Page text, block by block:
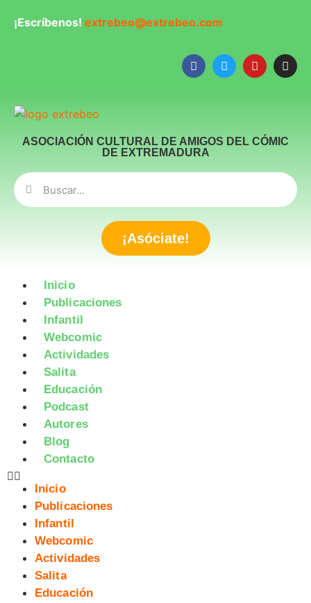
¡Escríbenos! extrebeo@extrebeo.com
ASOCIACIÓN CULTURAL DE AMIGOS DEL CÓMIC
DE EXTREMADURA
¡Asóciate!
Inicio
Publicaciones
Infantil
Webcomic
Actividades
Salita
Educación
Podcast
Autores
Blog
Contacto
Inicio
Publicaciones
Infantil
Webcomic
Actividades
Salita
Educación